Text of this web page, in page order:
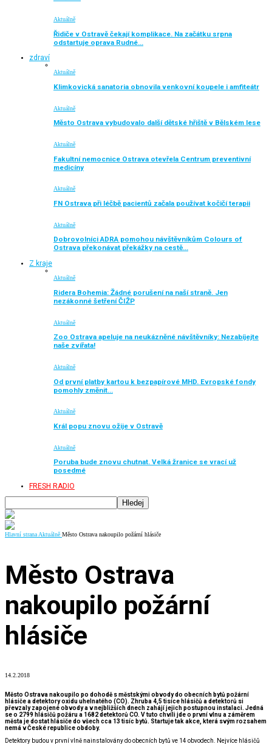
Aktuálně
Řidiče v Ostravě čekají komplikace. Na začátku srpna
odstartuje oprava Rudné…
zdraví
Aktuálně
Klimkovická sanatoria obnovila venkovní koupele i amfiteátr
Aktuálně
Město Ostrava vybudovalo další dětské hřiště v Bělském lese
Aktuálně
Fakultní nemocnice Ostrava otevřela Centrum preventivní
medicíny
Aktuálně
FN Ostrava při léčbě pacientů začala používat kočičí terapii
Aktuálně
Dobrovolníci ADRA pomohou návštěvníkům Colours of
Ostrava překonávat překážky na cestě…
Z kraje
Aktuálně
Ridera Bohemia: Žádné porušení na naší straně. Jen
nezákonné šetření ČIŽP
Aktuálně
Zoo Ostrava apeluje na neukázněné návštěvníky: Nezabíjejte
naše zvířata!
Aktuálně
Od první platby kartou k bezpapírové MHD. Evropské fondy
pomohly změnit…
Aktuálně
Král popu znovu ožije v Ostravě
Aktuálně
Poruba bude znovu chutnat. Velká žranice se vrací už
posedmé
FRESH RADIO
Hlavní strana Aktuálně Město Ostrava nakoupilo požární hlásiče
Město Ostrava
nakoupilo požární
hlásiče
14.2.2018
Město Ostrava nakoupilo po dohodě s městskými obvody do obecních bytů požární
hlásiče a detektory oxidu uhelnatého (CO). Zhruba 4,5 tisíce hlásičů a detektorů si
převzaly zapojené obvody a v nejbližších dnech zahájí jejich postupnou instalaci. Jedná
se o 2799 hlásičů požáru a 1682 detektorů CO. V tuto chvíli jde o první vlnu a záměrem
města je dostat hlásiče do všech cca 13 tisíc bytů. Startuje tak akce, která svým rozsahem
nemá v České republice obdoby.
Detektory budou v první vlně nainstalovány do obecních bytů ve 14 obvodech. Nejvíce hlásičů